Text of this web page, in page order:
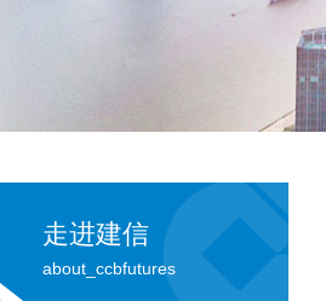
走进建信
about_ccbfutures